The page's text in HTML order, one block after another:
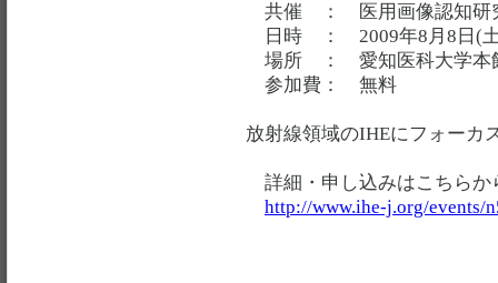
共催 ： 医用画像認知研
日時 ： 2009年8月8日(
場所 ： 愛知医科大学本
参加費： 無料
放射線領域のIHEにフォーカ
詳細・申し込みはこちらか
http://www.ihe-j.org/events/